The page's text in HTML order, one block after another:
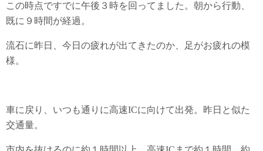
この時点ですでに午後３時を回ってました。朝から行動、
既に９時間が経過。
流石に昨日、今日の疲れが出てきたのか、足がお疲れの模
様。
車に戻り、いつも通りに高速ICに向けて出発。昨日と似た
交通量。